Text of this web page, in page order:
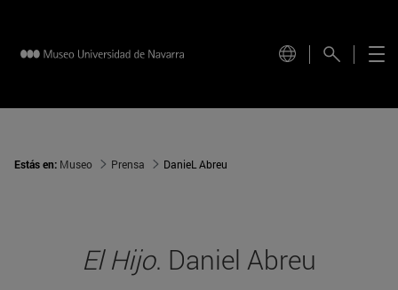
Estás en: Museo Prensa DanieL Abreu
El Hijo. Daniel Abreu